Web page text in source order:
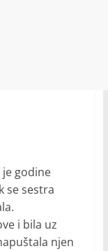
godine
se sestra
i bila uz
njen